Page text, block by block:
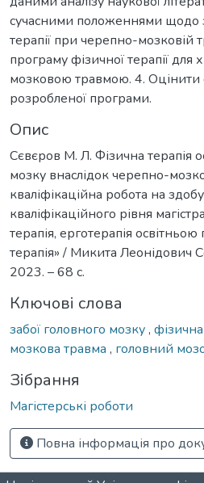
сучасними положеннями щодо
терапії при черепно-мозковій
програму фізичної терапії
мозковою травмою. 4. Оцінити
розробленої програми.
Опис
Сєвєров М. Л. Фізична терапія
мозку внаслідок черепно-
кваліфікаційна робота на
кваліфікаційного рівня
терапія, ерготерапія
терапія» / Микита Леонідович
2023. – 68 с.
Ключові слова
забої головного мозку,
мозкова травма , головний
Зібрання
Магістерські роботи
Повна інформація про